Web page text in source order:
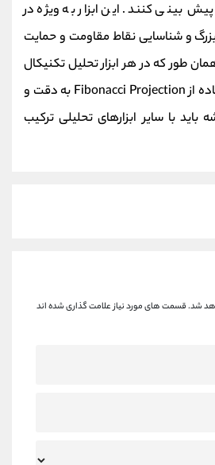
بینی کنند. این ابزار به ویژه در
و شناسایی نقاط مقاومت و حمایت
طور که در هر ابزار تحلیل تکنیکال
دیگری وجود دارد، استفاده از Fibonacci Projection به دقت و
باید با سایر ابزارهای تحلیلی ترکیب
شد.قسمت های مورد نیاز علامت گذاری شده اند